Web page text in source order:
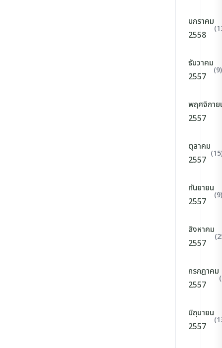
มกราคม
2558
ธันวาคม
2557
(9)
พฤศจิกาย
2557
ตุลาคม
2557
กันยายน
2557
(9)
สิงหาคม
2557
กรกฎาคม
2557
มิถุนายน
2557